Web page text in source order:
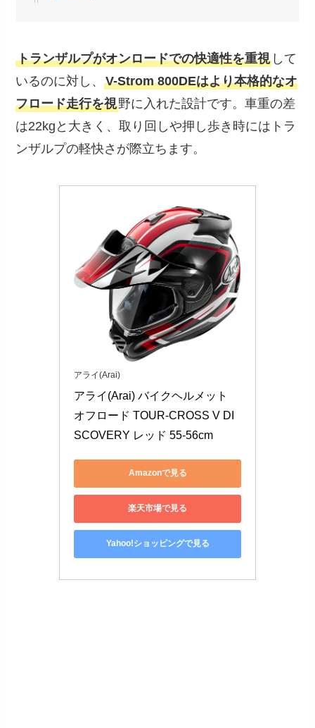
トランザルプがオンロードでの快適性を重視 して
いるのに対し、V-Strom 800DEはより本格的なオ
フロード走行を視野に入れた設計です。車重の差
は22kgと大きく、取り回しや押し歩き時にはトラ
ンザルプの軽快さが際立ちます。
アライ(Arai)
アライ(Arai) バイクヘルメット
オフロード TOUR-CROSS V DI
SCOVERY レッド 55-56cm
Amazonで見る
楽天市場で見る
Yahoo!ショッピングで見る